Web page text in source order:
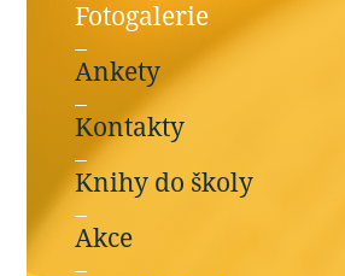
Fotogalerie
Ankety
Kontakty
Knihy do školy
Akce